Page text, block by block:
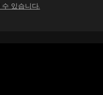
있습니다.